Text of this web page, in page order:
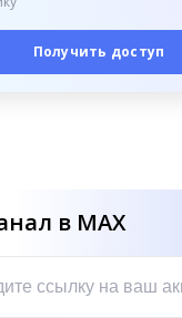
Получить доступ
в MAX